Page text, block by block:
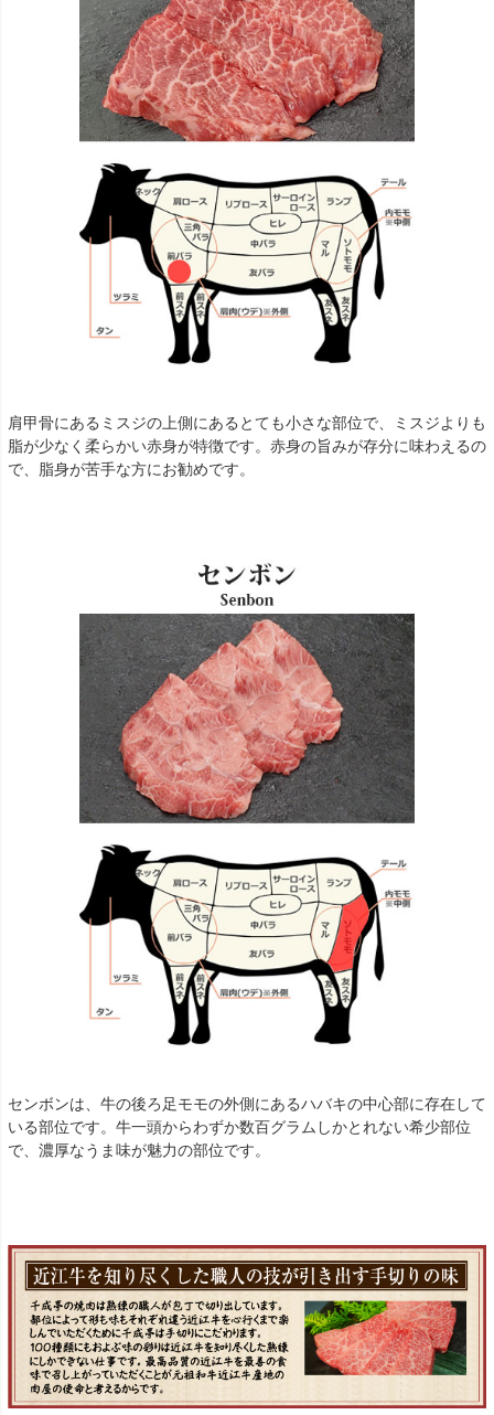
肩甲骨にあるミスジの上側にあるとても小さな部位で、ミスジよりも
脂が少なく柔らかい赤身が特徴です。赤身の旨みが存分に味わえるの
で、脂身が苦手な方にお勧めです。
センボンは、牛の後ろ足モモの外側にあるハバキの中心部に存在して
いる部位です。牛一頭からわずか数百グラムしかとれない希少部位
で、濃厚なうま味が魅力の部位です。